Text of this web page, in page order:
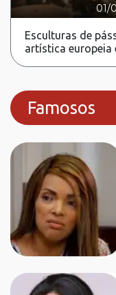
01/
Esculturas de
artística europeia
Famosos